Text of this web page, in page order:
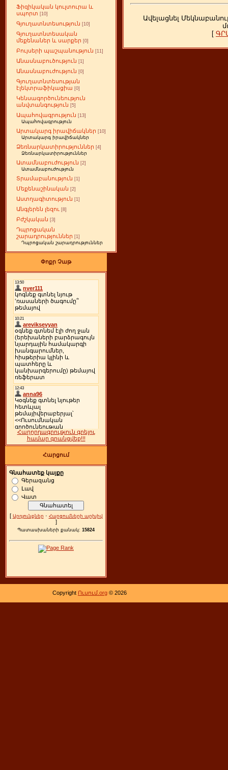
Ֆիզիկական կուլտուրա և
սպորտ [10]
Գյուղատնտեսություն [10]
Գյուղատնտեսական
մեքենաներ և սարքեր [0]
Բույսերի պաշպանություն [11]
Անասնաբուծություն [1]
Անասնաբուժություն [0]
Գյուղատնտեսության
էլեկտրաֆիկացիա [0]
Կենսագործունեություն
անվտանգություն [5]
Ապահովագրություն [13]
Ապահովագրություն
Արտակարգ իրավիճակներ [10]
Արտակարգ իրավիճակներ
Ձեռնարկատիրություններ [4]
Ձեռնարկատիրություններ
Ատամնաբուժություն [2]
Ատամնաբուժություն
Տրամաբանություն [1]
Մեքենաշինական [2]
Աստղագիտություն [1]
Անգլերեն լեզու [8]
Բժշկական [3]
Դպրոցական
շարադրություններ [1]
Դպրոցական շարադրություններ
Փոքր Չաթ
Հաղորդագրություն գրելու
համար գրանցվեք!!!
Հարցում
Գնահատեք կայքը
Գերազանց
Լավ
Վատ
[ Արդյունքներ · Հարցումների արխիվ
]
Պատասխաների քանակ: 15824
Ավելացնել
[
Copyright Ուսում.org © 2026